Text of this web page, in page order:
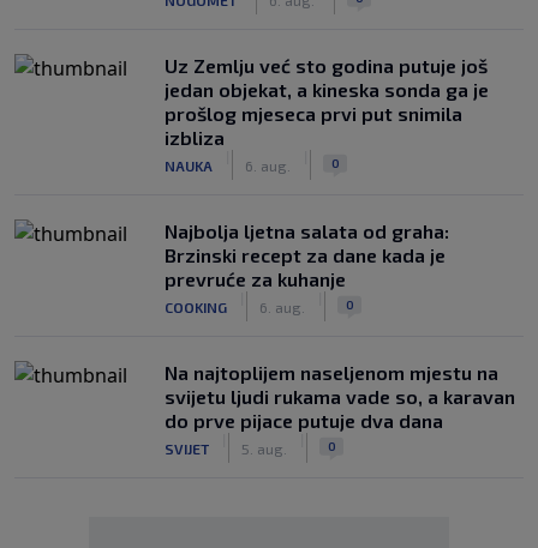
Uz Zemlju već sto godina putuje još
jedan objekat, a kineska sonda ga je
prošlog mjeseca prvi put snimila
izbliza
NAUKA 6. aug. 0
Najbolja ljetna salata od graha:
Brzinski recept za dane kada je
prevruće za kuhanje
COOKING 6. aug. 0
Na najtoplijem naseljenom mjestu na
svijetu ljudi rukama vade so, a karavan
do prve pijace putuje dva dana
SVIJET 5. aug. 0